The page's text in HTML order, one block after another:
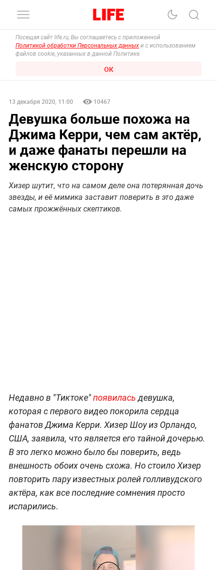
Посещая сайт life.ru, Вы соглашаетесь с приложенной
Политикой обработки Персональных данных и с использованием
файлов cookie, указанных в данной Политике.
ОК
13 декабря 2020, 11:00 10467
Девушка больше похожа на
Джима Керри, чем сам актёр,
и даже фанаты перешли на
женскую сторону
Хизер шутит, что на самом деле она потерянная дочь
звезды, и её мимика заставит поверить в это даже
самых прожжённых скептиков.
Недавно в "Тиктоке"появилась девушка,
которая с первого видео покорила сердца
фанатов Джима Керри. Хизер Шоу из Орландо,
США, заявила, что является его тайной дочерью.
В это легко можно было бы поверить, ведь
внешность обоих очень схожа. Но стоило Хизер
повторить пару известных ролей голливудского
актёра, как все последние сомнения просто
испарились.